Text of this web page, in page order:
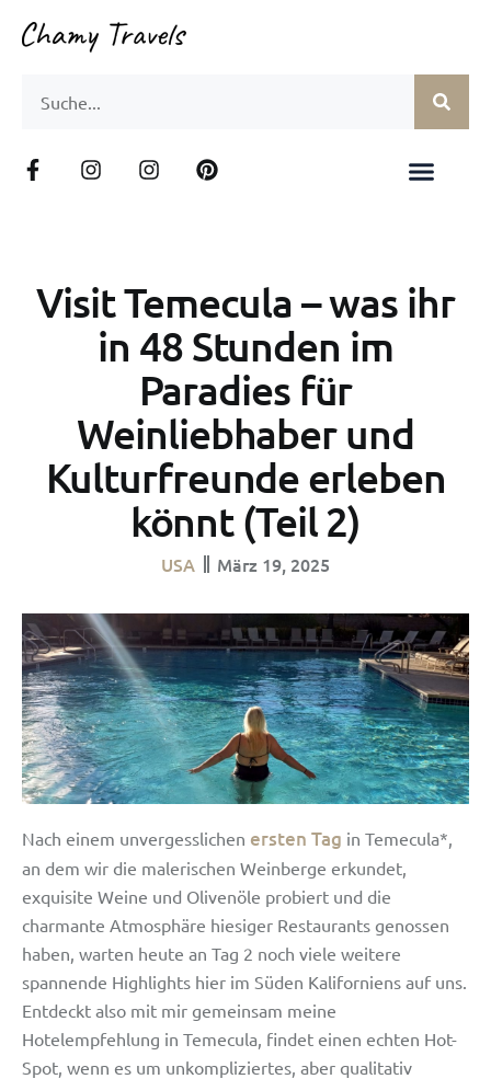
Visit Temecula – was ihr
in 48 Stunden im
Paradies für
Weinliebhaber und
Kulturfreunde erleben
könnt (Teil 2)
USA März 19, 2025
Nach einem unvergesslichen ersten Tag in Temecula*,
an dem wir die malerischen Weinberge erkundet,
exquisite Weine und Olivenöle probiert und die
charmante Atmosphäre hiesiger Restaurants genossen
haben, warten heute an Tag 2 noch viele weitere
spannende Highlights hier im Süden Kaliforniens auf uns.
Entdeckt also mit mir gemeinsam meine
Hotelempfehlung in Temecula, findet einen echten Hot-
Spot, wenn es um unkompliziertes, aber qualitativ